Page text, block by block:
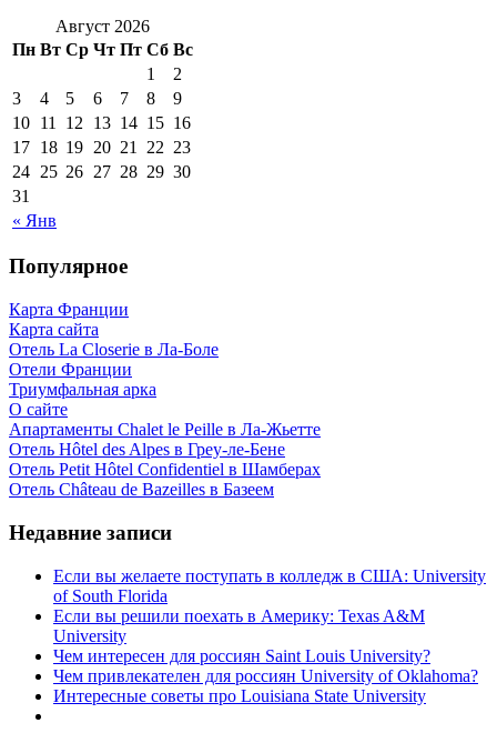
Август 2026
Пн Вт Ср Чт Пт Сб Вс
« Янв
1
2
3
4 5 6 7 8
9
10 11 12 13 14 15 16
17 18 19 20 21 22 23
24 25 26 27 28 29 30
31
Популярное
Карта Франции
Карта сайта
Отель La Closerie в Ла-Боле
Отели Франции
Триумфальная арка
О сайте
Апартаменты Chalet le Peille в Ла-Жьетте
Отель Hôtel des Alpes в Греу-ле-Бене
Отель Petit Hôtel Confidentiel в Шамберах
Отель Château de Bazeilles в Базеем
Недавние записи
Если вы желаете поступать в колледж в США: University
of South Florida
Если вы решили поехать в Америку: Texas A&M
University
Чем интересен для россиян Saint Louis University?
Чем привлекателен для россиян University of Oklahoma?
Интересные советы про Louisiana State University